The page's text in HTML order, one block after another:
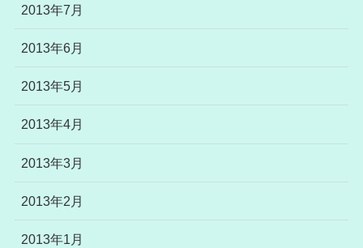
2013年7月
2013年6月
2013年5月
2013年4月
2013年3月
2013年2月
2013年1月